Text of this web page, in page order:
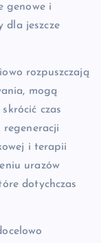
genowe i
dla jeszcze
rozpuszczają
mogą
czas
regeneracji
i terapii
urazów
dotychczas